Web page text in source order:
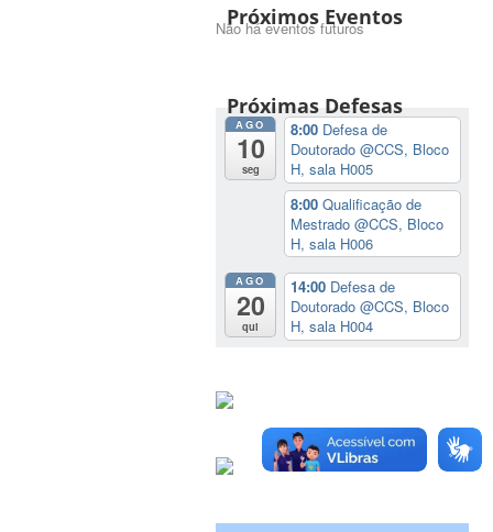
Próximos Eventos
Não há eventos futuros
Próximas Defesas
AGO
10
seg
8:00 Defesa de
Doutorado@CCS, Bloco
H, sala H005
8:00Qualificação de
Mestrado@CCS, Bloco
H, sala H006
AGO
20
qui
14:00 Defesa de
Doutorado@CCS, Bloco
H, sala H004